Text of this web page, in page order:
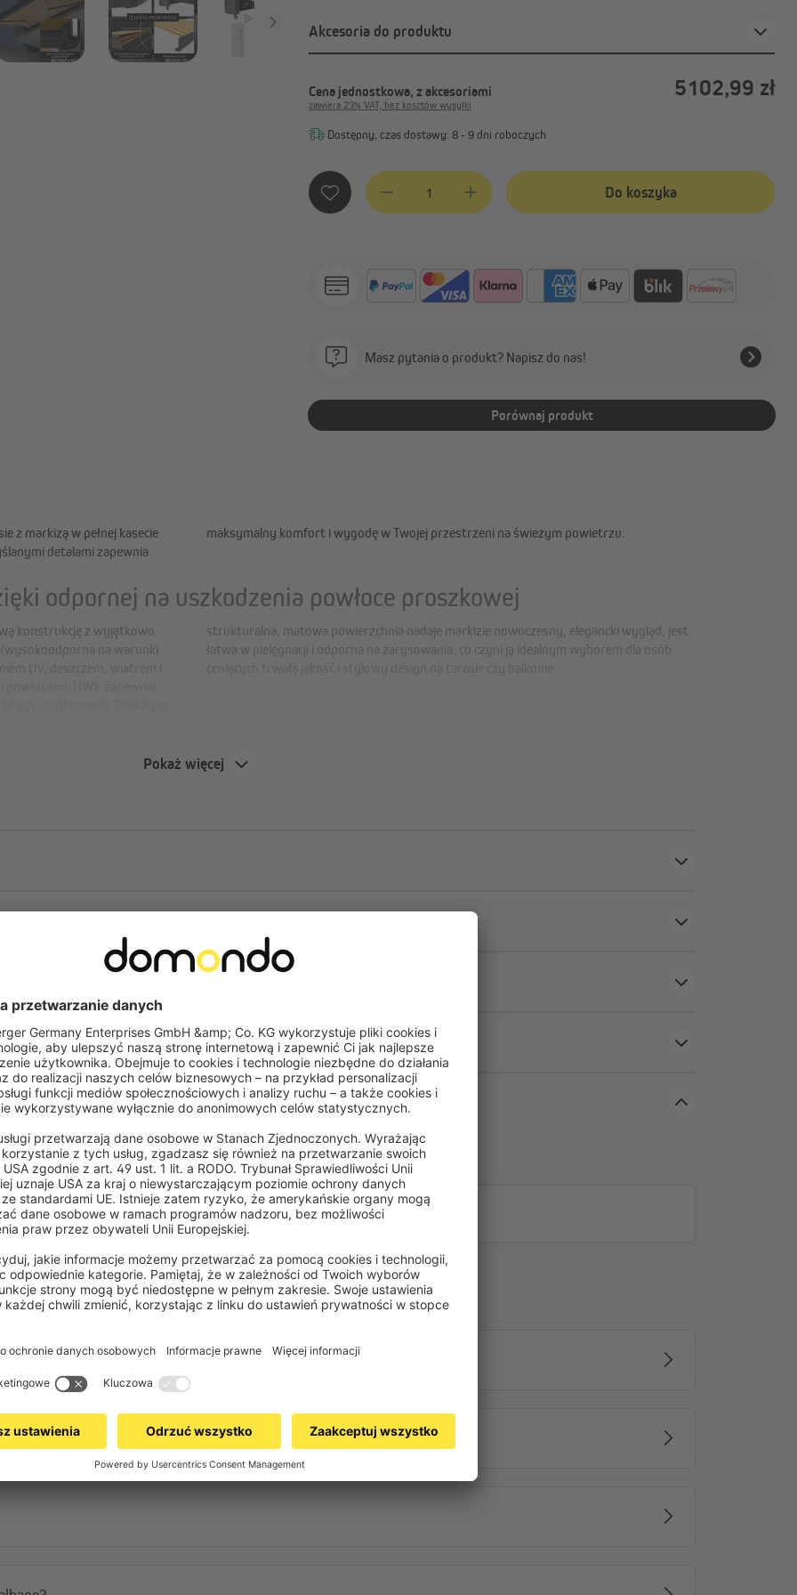
Akcesoria do produktu
Cena jednostkowa, z akcesoriami 5102,99 zł
zawiera 23% VAT, bez kosztów wysyłki
Dostępny, czas dostawy: 8 - 9 dni roboczych
Ilość produktu: Wprowadź żądaną ilość lub użyj przycisków, aby zwiększyć
Do koszyka
Masz pytania o produkt? Napisz do nas!
Porównaj produkt
z markizą w pełnej kasecie
detalami zapewnia
maksymalny komfort i wygodę w Twojej przestrzeni na świeżym powietrzu.
odpornej na uszkodzenia powłoce proszkowej
konstrukcję z wyjątkowo
na warunki
elegancki wygląd, jest
idealnym wyborem dla osób
radiowemu i dołączonemu
szczotce
poliestrowe
Dostępna w różnych rozmiarach
Markiza Quadris LED jest dostępna w standardowych szerokościach od 3,5 do 6
metrów, a jej wysięg sięga do 3,5 metra.
Wysokiej jakości materiały
Możesz wybierać między jednolitymi wzorami a pasami. Ochrona UV 30+ zapewnia
bezpieczne i beztroskie godziny spędzone na słońcu pod markizą. Solidna konstrukcja
aluminiowa dostępna jest opcjonalnie w kolorze białym lub antracytowym.
Zaawansowana technologia zapewniająca
Pokaż więcej
Często zadawane pytania